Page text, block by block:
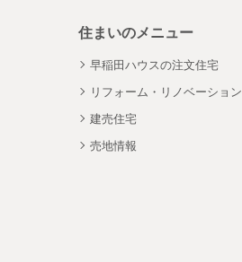
住まいのメニュー
早稲田ハウスの注文住宅
リフォーム・リノベーション
建売住宅
売地情報